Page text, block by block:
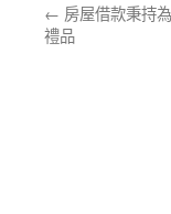
← 房屋借款秉持
禮品